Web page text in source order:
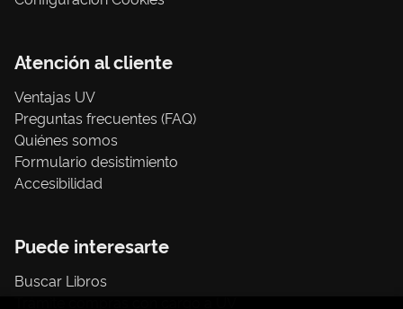
Atención al cliente
Ventajas UV
Preguntas frecuentes (FAQ)
Quiénes somos
Formulario desistimiento
Accesibilidad
Puede interesarte
Buscar Libros